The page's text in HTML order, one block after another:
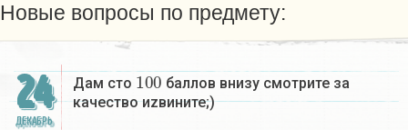
Новые вопросы по предмету:
24
ДЕКАБРЬ
Дам сто
100
баллов внизу смотрите за
качество иzвините;)